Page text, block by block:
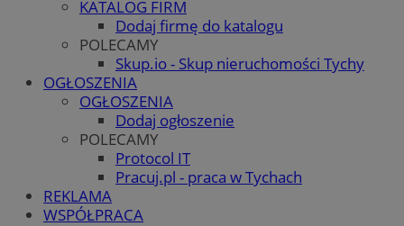
KATALOG FIRM
Dodaj firmę do katalogu
POLECAMY
Skup.io - Skup nieruchomości Tychy
OGŁOSZENIA
OGŁOSZENIA
Dodaj ogłoszenie
POLECAMY
Protocol IT
Pracuj.pl - praca w Tychach
REKLAMA
WSPÓŁPRACA